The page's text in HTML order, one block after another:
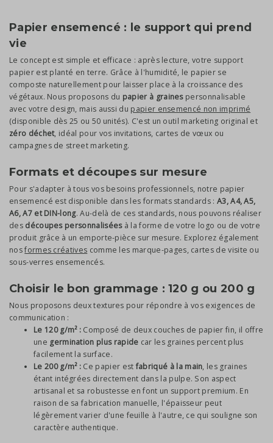
Papier ensemencé : le support qui prend
vie
Le concept est simple et efficace : après lecture, votre support
papier est planté en terre. Grâce à l'humidité, le papier se
composte naturellement pour laisser place à la croissance des
végétaux. Nous proposons du papier à grainespersonnalisable
avec votre design, mais aussi du papier ensemencé non imprimé
(disponible dès 25 ou 50 unités). C'est un outil marketing original et
zéro déchet, idéal pour vos invitations, cartes de vœux ou
campagnes de street marketing.
Formats et découpes sur mesure
Pour s'adapter à tous vos besoins professionnels, notre papier
ensemencé est disponible dans les formats standards : A3, A4, A5,
A6, A7 et DIN-long. Au-delà de ces standards, nous pouvons réaliser
des découpes personnaliséesà la forme de votre logo ou de votre
produit grâce à un emporte-pièce sur mesure. Explorez également
nosformes créatives comme les marque-pages, cartes de visite ou
sous-verres ensemencés.
Choisir le bon grammage : 120 g ou 200 g
Nous proposons deux textures pour répondre à vos exigences de
communication :
Le 120 g/m² : Composé de deux couches de papier fin, il offre
une germination plus rapide car les graines percent plus
facilement la surface.
Le 200 g/m² : Ce papier estfabriqué à la main, les graines
étant intégrées directement dans la pulpe. Son aspect
artisanal et sa robustesse en font un support premium. En
raison de sa fabrication manuelle, l'épaisseur peut
légèrement varier d'une feuille à l'autre, ce qui souligne son
caractère authentique.